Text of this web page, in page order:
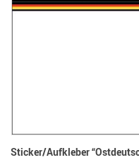
Sticker/Aufkleber